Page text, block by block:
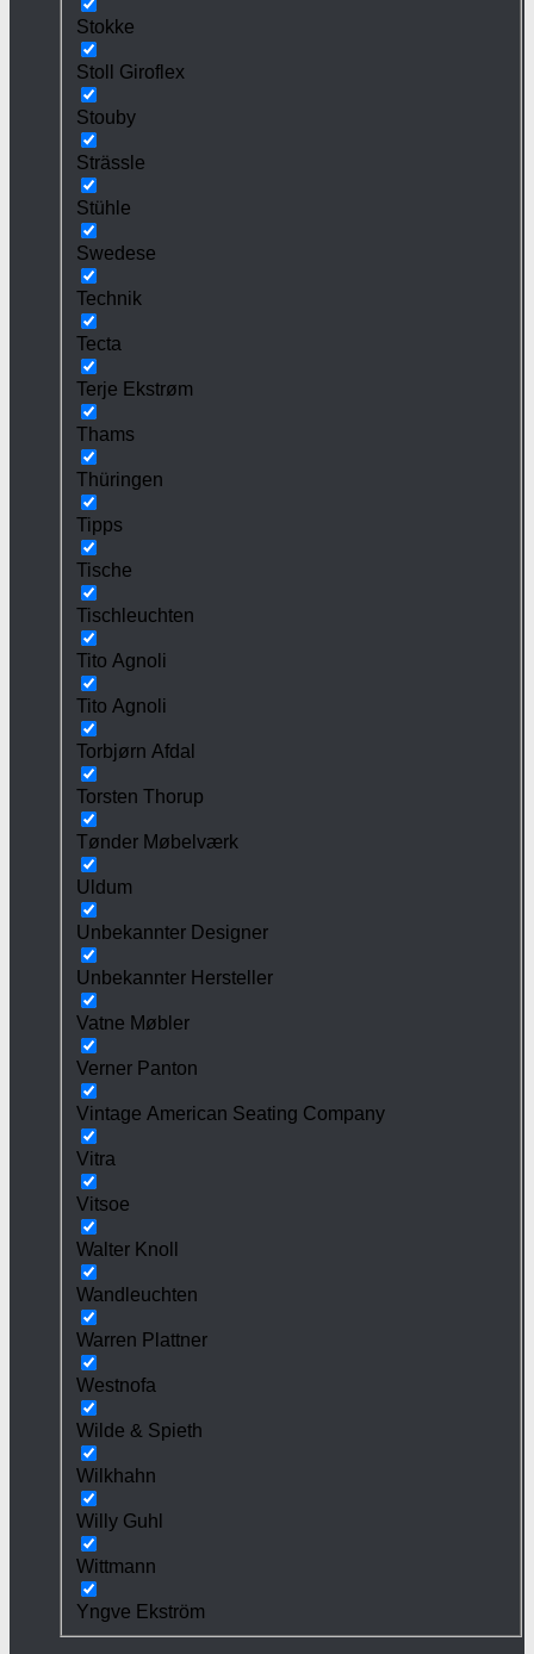
Stokke
Stoll Giroflex
Stouby
Strässle
Stühle
Swedese
Technik
Tecta
Terje Ekstrøm
Thams
Thüringen
Tipps
Tische
Tischleuchten
Tito Agnoli
Tito Agnoli
Torbjørn Afdal
Torsten Thorup
Tønder Møbelværk
Uldum
Unbekannter Designer
Unbekannter Hersteller
Vatne Møbler
Verner Panton
Vintage American Seating Company
Vitra
Vitsoe
Walter Knoll
Wandleuchten
Warren Plattner
Westnofa
Wilde & Spieth
Wilkhahn
Willy Guhl
Wittmann
Yngve Ekström